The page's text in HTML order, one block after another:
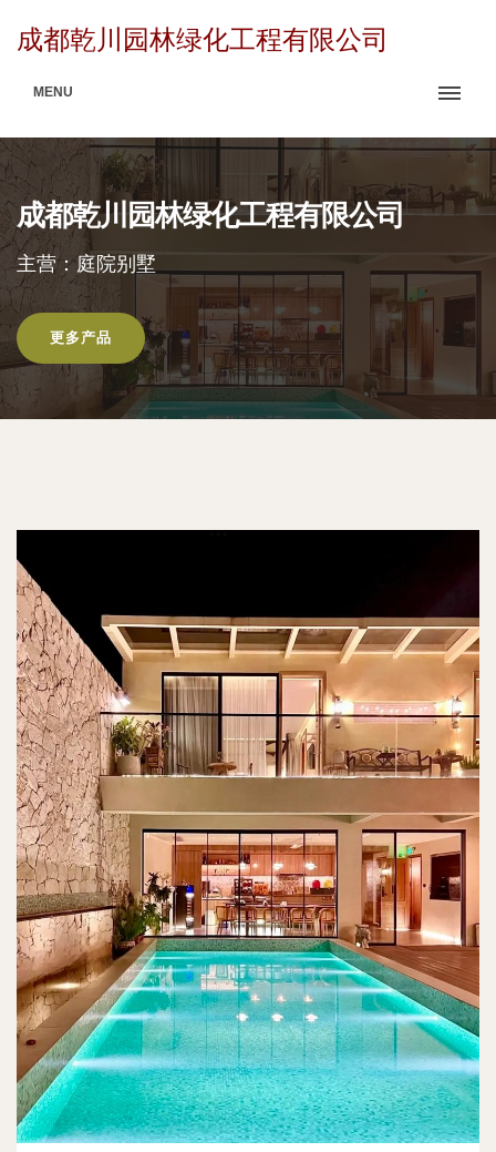
成都乾川园林绿化工程有限公司
MENU
成都乾川园林绿化工程有限公司
主营：庭院别墅
更多产品